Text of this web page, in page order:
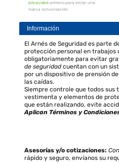
privacidad primero para iniciar una
nueva conversación.
Información
El Arnés de Seguridad es parte
protección personal en trabajos
obligatoriamente para evitar
de seguridad cuentan con un
por un dispositivo de prensión
las caídas.
Siempre controle que todos sus
vestimenta y elementos de
que están realizando, evite
Aplican
Asesorías y/o cotizaciones:
rápido y seguro, envíanos su